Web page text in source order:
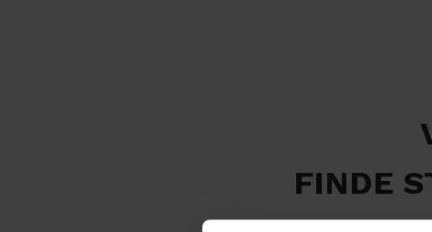
FINDE